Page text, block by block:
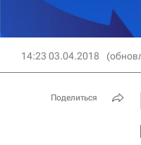
14:23 03.04.2018
Поделиться